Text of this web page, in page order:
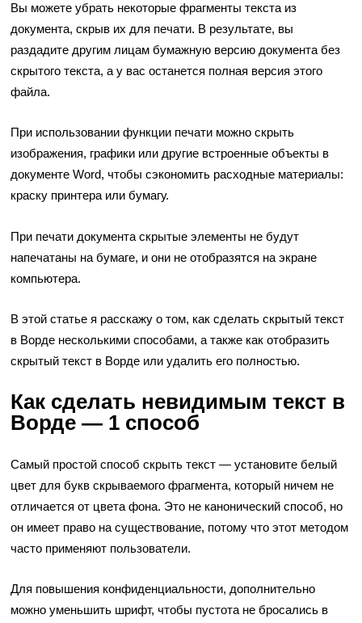
Вы можете убрать некоторые фрагменты текста из
документа, скрыв их для печати. В результате, вы
раздадите другим лицам бумажную версию документа без
скрытого текста, а у вас останется полная версия этого
файла.
При использовании функции печати можно скрыть
изображения, графики или другие встроенные объекты в
документе Word, чтобы сэкономить расходные материалы:
краску принтера или бумагу.
При печати документа скрытые элементы не будут
напечатаны на бумаге, и они не отобразятся на экране
компьютера.
В этой статье я расскажу о том, как сделать скрытый текст
в Ворде несколькими способами, а также как отобразить
скрытый текст в Ворде или удалить его полностью.
Как сделать невидимым текст в
Ворде — 1 способ
Самый простой способ скрыть текст — установите белый
цвет для букв скрываемого фрагмента, который ничем не
отличается от цвета фона. Это не канонический способ, но
он имеет право на существование, потому что этот методом
часто применяют пользователи.
Для повышения конфиденциальности, дополнительно
можно уменьшить шрифт, чтобы пустота не бросались в